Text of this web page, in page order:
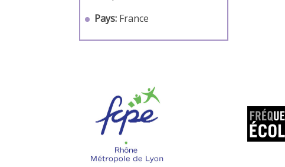
Pays: France